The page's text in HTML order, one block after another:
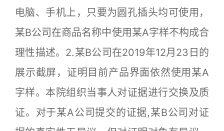
电脑、手机上，只要为圆孔插头均可使用，
某B公司在商品名称中使用某A字样不构成合
理性描述。2.某B公司在2019年12月23日的
展示截屏，证明目前产品界面依然使用某A
字样。本院组织当事人对证据进行交换及质
证。对于某A公司提交的证据,某B公司对证